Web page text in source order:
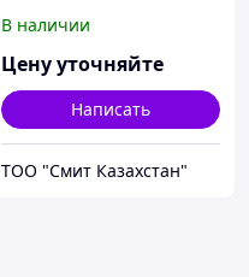
В наличии
Цену уточняйте
Написать
ТОО "Смит Казахстан"